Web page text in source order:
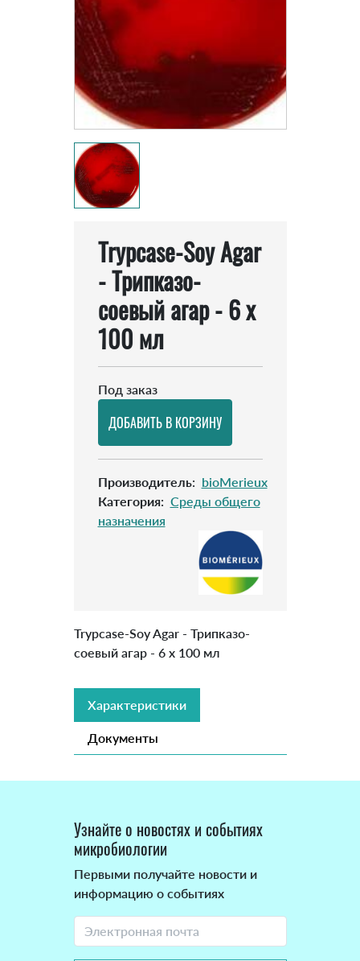
Trypcase-Soy Agar
- Трипказо-
соевый агар - 6 x
100 мл
Под заказ
Производитель: bioMerieux
Категория: Cреды общего
назначения
Trypcase-Soy Agar - Трипказо-
соевый агар - 6 x 100 мл
Характеристики
Документы
Узнайте о новостях и событиях
микробиологии
Первыми получайте новости и
информацию о событиях